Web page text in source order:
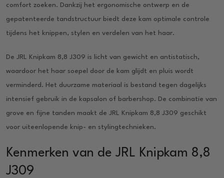
comfort zoeken. Dankzij het ergonomische ontwerp en de
gepatenteerde tandstructuur biedt deze kam optimale controle
tijdens het knippen, stylen en verdelen van het haar.
De JRL Knipkam 8,8 J309 is licht van gewicht en antistatisch,
waardoor het haar soepel door de kam glijdt en pluis wordt
verminderd. Het duurzame materiaal is bestand tegen dagelijks
intensief gebruik in de kapsalon of barbershop. De combinatie van
grove en fijne tanden maakt de JRL Knipkam 8,8 J309 geschikt
voor uiteenlopende knip- en stylingtechnieken.
Kenmerken van de JRL Knipkam 8,8
J309